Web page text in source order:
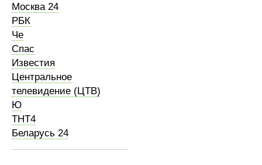
Москва 24
РБК
Че
Спас
Известия
Центральное
телевидение (ЦТВ)
Ю
ТНТ4
Беларусь 24